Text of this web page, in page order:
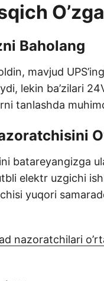
Baholang
mavjud
lekin ba’zilari
tanlashda
batareyangizga
elektr uzgichi
yuqori
nazoratchilari